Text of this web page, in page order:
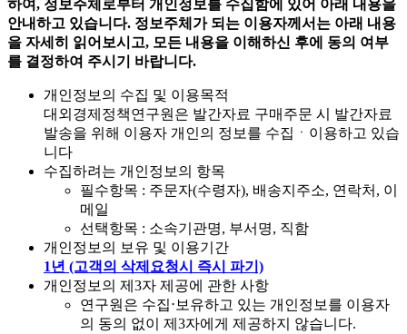
하여, 정보주체로부터 개인정보를 수집함에 있어 아래 내용을
안내하고 있습니다. 정보주체가 되는 이용자께서는 아래 내용
을 자세히 읽어보시고, 모든 내용을 이해하신 후에 동의 여부
를 결정하여 주시기 바랍니다.
개인정보의 수집 및 이용목적
대외경제정책연구원은 발간자료 구매주문 시 발간자료
발송을 위해 이용자 개인의 정보를 수집ㆍ이용하고 있습
니다
수집하려는 개인정보의 항목
필수항목 : 주문자(수령자), 배송지주소, 연락처, 이
메일
선택항목 : 소속기관명, 부서명, 직함
개인정보의 보유 및 이용기간
1년 (고객의 삭제요청시 즉시 파기)
개인정보의 제3자 제공에 관한 사항
연구원은 수집⋅보유하고 있는 개인정보를 이용자
의 동의 없이 제3자에게 제공하지 않습니다.